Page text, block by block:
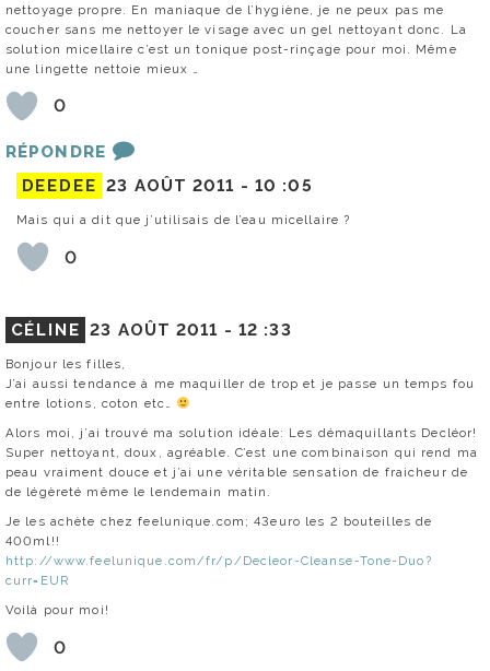
nettoyage propre. En maniaque de l’hygiène, je ne peux pas me
coucher sans me nettoyer le visage avec un gel nettoyant donc. La
solution micellaire c’est un tonique post-rinçage pour moi. Même
une lingette nettoie mieux …
0
RÉPONDRE
DEEDEE 23 AOÛT 2011 - 10 :05
Mais qui a dit que j’utilisais de l’eau micellaire ?
0
CÉLINE 23 AOÛT 2011 - 12 :33
Bonjour les filles,
J’ai aussi tendance à me maquiller de trop et je passe un temps fou
entre lotions, coton etc…
Alors moi, j’ai trouvé ma solution idéale: Les démaquillants Decléor!
Super nettoyant, doux, agréable. C’est une combinaison qui rend ma
peau vraiment douce et j’ai une véritable sensation de fraicheur de
de légèreté même le lendemain matin.
Je les achète chez feelunique.com; 43euro les 2 bouteilles de
400ml!!
http://www.feelunique.com/fr/p/Decleor-Cleanse-Tone-Duo?
curr=EUR
Voilà pour moi!
0